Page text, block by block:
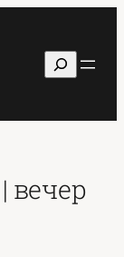
Поиск
вечер